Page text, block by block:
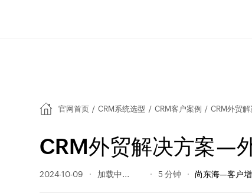
官网首页 / CRM系统选型 / CRM客户案例 / CRM外贸
CRM外贸解决方案—
2024-10-09 2604 阅读量 5 分钟 尚东海—客户